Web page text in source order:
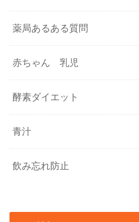
薬局あるある質問
赤ちゃん 乳児
酵素ダイエット
青汁
飲み忘れ防止